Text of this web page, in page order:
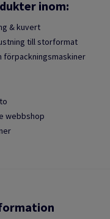
inom:
& kuvert
till storformat
förpackningsmaskiner
webbshop